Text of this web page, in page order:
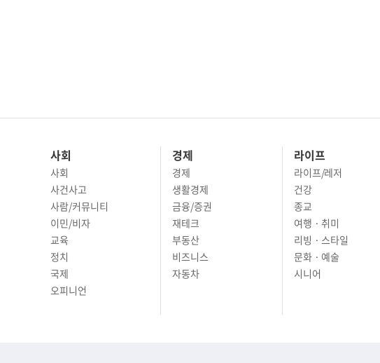
사회
사회
사건사고
사람/커뮤니티
이민/비자
교육
정치
경제
경제
생활경제
금융/증권
재테크
부동산
라이프
라이프/레저
건강
종교
여행 · 취미
리빙 · 스타일